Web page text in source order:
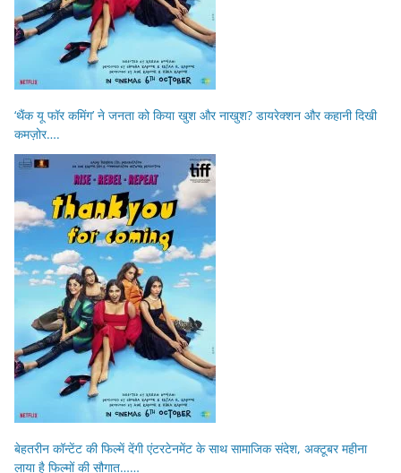
‘थैंक यू फॉर कमिंग’ ने जनता को किया खुश और नाखुश? डायरेक्शन और कहानी दिखी
कमज़ोर….
बेहतरीन कॉन्टेंट की फिल्में देंगी एंटरटेनमेंट के साथ सामाजिक संदेश, अक्टूबर महीना
लाया है फिल्मों की सौगात……